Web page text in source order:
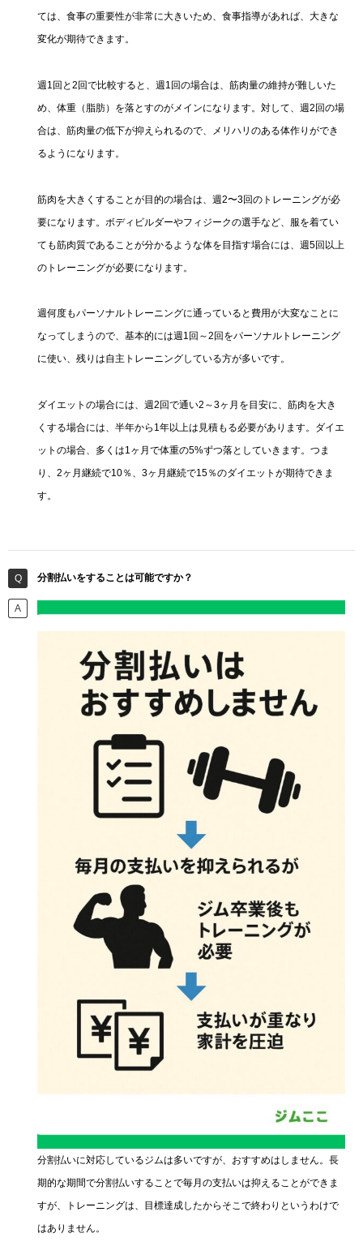
ては、食事の重要性が非常に大きいため、食事指導があれば、大きな
変化が期待できます。
週1回と2回で比較すると、週1回の場合は、筋肉量の維持が難しいた
め、体重（脂肪）を落とすのがメインになります。対して、週2回の場
合は、筋肉量の低下が抑えられるので、メリハリのある体作りができ
るようになります。
筋肉を大きくすることが目的の場合は、週2〜3回のトレーニングが必
要になります。ボディビルダーやフィジークの選手など、服を着てい
ても筋肉質であることが分かるような体を目指す場合には、週5回以上
のトレーニングが必要になります。
週何度もパーソナルトレーニングに通っていると費用が大変なことに
なってしまうので、基本的には週1回～2回をパーソナルトレーニング
に使い、残りは自主トレーニングしている方が多いです。
ダイエットの場合には、週2回で通い2～3ヶ月を目安に、筋肉を大き
くする場合には、半年から1年以上は見積もる必要があります。ダイエ
ットの場合、多くは1ヶ月で体重の5%ずつ落としていきます。つま
り、2ヶ月継続で10％、3ヶ月継続で15％のダイエットが期待できま
す。
分割払いをすることは可能ですか？
分割払いに対応しているジムは多いですが、おすすめはしません。長
期的な期間で分割払いすることで毎月の支払いは抑えることができま
すが、トレーニングは、目標達成したからそこで終わりというわけで
はありません。